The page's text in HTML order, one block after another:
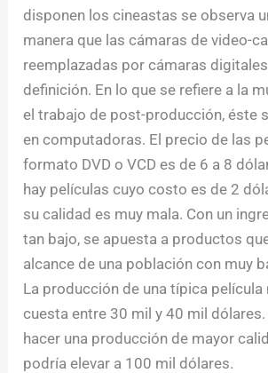
disponen los cineastas se observa
manera que las cámaras de video-
reemplazadas por cámaras
definición. En lo que se refiere a la
el trabajo de post-producción, éste
en computadoras. El precio de las
formato DVD o VCD es de 6 a 8
hay películas cuyo costo es de 2
su calidad es muy mala. Con un
tan bajo, se apuesta a productos
alcance de una población con muy
La producción de una típica película
cuesta entre 30 mil y 40 mil dólares.
hacer una producción de mayor
podría elevar a 100 mil dólares.